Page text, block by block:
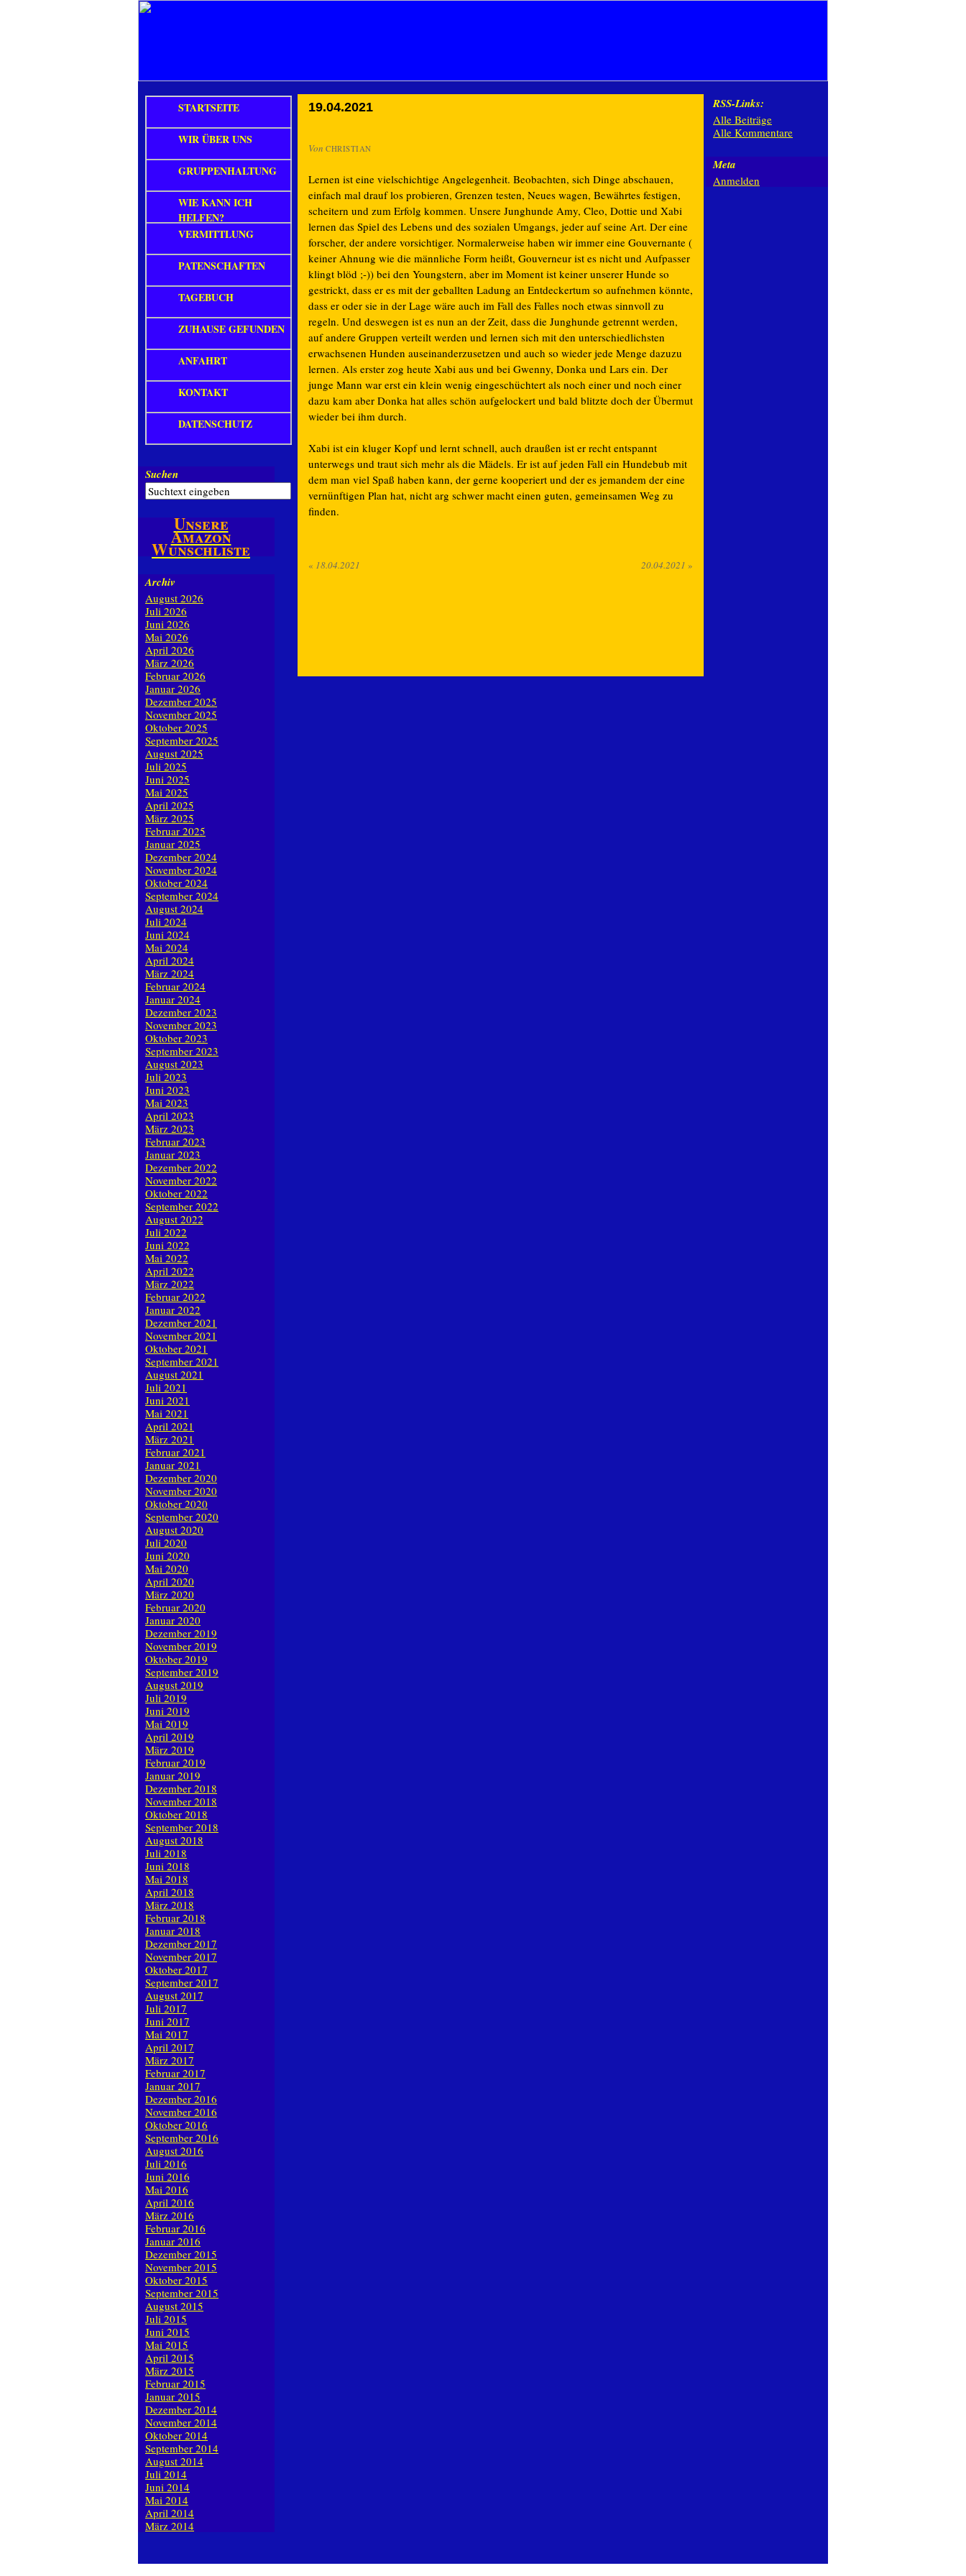
19.04.2021
Von CHRISTIAN
Lernen ist eine vielschichtige Angelegenheit. Beobachten, sich Dinge abschauen,
einfach mal drauf los probieren, Grenzen testen, Neues wagen, Bewährtes festigen,
scheitern und zum Erfolg kommen. Unsere Junghunde Amy, Cleo, Dottie und Xabi
lernen das Spiel des Lebens und des sozialen Umgangs, jeder auf seine Art. Der eine
forscher, der andere vorsichtiger. Normalerweise haben wir immer eine Gouvernante (
keiner Ahnung wie die männliche Form heißt, Gouverneur ist es nicht und Aufpasser
klingt blöd ;-)) bei den Youngstern, aber im Moment ist keiner unserer Hunde so
gestrickt, dass er es mit der geballten Ladung an Entdeckertum so aufnehmen könnte,
dass er oder sie in der Lage wäre auch im Fall des Falles noch etwas sinnvoll zu
regeln. Und deswegen ist es nun an der Zeit, dass die Junghunde getrennt werden,
auf andere Gruppen verteilt werden und lernen sich mit den unterschiedlichsten
erwachsenen Hunden auseinanderzusetzen und auch so wieder jede Menge dazuzu
lernen. Als erster zog heute Xabi aus und bei Gwenny, Donka und Lars ein. Der
junge Mann war erst ein klein wenig eingeschüchtert als noch einer und noch einer
dazu kam aber Donka hat alles schön aufgelockert und bald blitzte doch der Übermut
wieder bei ihm durch.
Xabi ist ein kluger Kopf und lernt schnell, auch draußen ist er recht entspannt
unterwegs und traut sich mehr als die Mädels. Er ist auf jeden Fall ein Hundebub mit
dem man viel Spaß haben kann, der gerne kooperiert und der es jemandem der eine
vernünftigen Plan hat, nicht arg schwer macht einen guten, gemeinsamen Weg zu
finden.
« 18.04.2021 20.04.2021 »
STARTSEITE
WIR ÜBER UNS
GRUPPENHALTUNG
WIE KANN ICH
HELFEN?
VERMITTLUNG
PATENSCHAFTEN
TAGEBUCH
ZUHAUSE GEFUNDEN
ANFAHRT
KONTAKT
DATENSCHUTZ
Suchen
Unsere
Amazon
Wunschliste
Archiv
August 2026
Juli 2026
Juni 2026
Mai 2026
April 2026
März 2026
Februar 2026
Januar 2026
Dezember 2025
November 2025
Oktober 2025
September 2025
August 2025
Juli 2025
Juni 2025
Mai 2025
April 2025
März 2025
Februar 2025
Januar 2025
Dezember 2024
November 2024
Oktober 2024
September 2024
August 2024
Juli 2024
Juni 2024
Mai 2024
April 2024
März 2024
Februar 2024
Januar 2024
Dezember 2023
November 2023
Oktober 2023
September 2023
August 2023
Juli 2023
Juni 2023
Mai 2023
April 2023
März 2023
Februar 2023
Januar 2023
Dezember 2022
November 2022
Oktober 2022
September 2022
August 2022
Juli 2022
Juni 2022
Mai 2022
April 2022
März 2022
Februar 2022
Januar 2022
Dezember 2021
November 2021
Oktober 2021
September 2021
August 2021
Juli 2021
Juni 2021
Mai 2021
April 2021
März 2021
Februar 2021
Januar 2021
Dezember 2020
November 2020
Oktober 2020
September 2020
August 2020
Juli 2020
Juni 2020
Mai 2020
April 2020
März 2020
Februar 2020
Januar 2020
Dezember 2019
November 2019
Oktober 2019
September 2019
August 2019
Juli 2019
Juni 2019
Mai 2019
April 2019
März 2019
Februar 2019
Januar 2019
Dezember 2018
November 2018
Oktober 2018
September 2018
August 2018
Juli 2018
Juni 2018
Mai 2018
April 2018
März 2018
Februar 2018
Januar 2018
Dezember 2017
November 2017
Oktober 2017
September 2017
August 2017
Juli 2017
Juni 2017
Mai 2017
April 2017
März 2017
Februar 2017
Januar 2017
Dezember 2016
November 2016
Oktober 2016
September 2016
August 2016
Juli 2016
Juni 2016
Mai 2016
April 2016
März 2016
Februar 2016
Januar 2016
Dezember 2015
November 2015
Oktober 2015
September 2015
August 2015
Juli 2015
Juni 2015
Mai 2015
April 2015
März 2015
Februar 2015
Januar 2015
Dezember 2014
November 2014
Oktober 2014
September 2014
August 2014
Juli 2014
Juni 2014
Mai 2014
April 2014
März 2014
RSS-Links:
Alle Beiträge
Alle Kommentare
Meta
Anmelden